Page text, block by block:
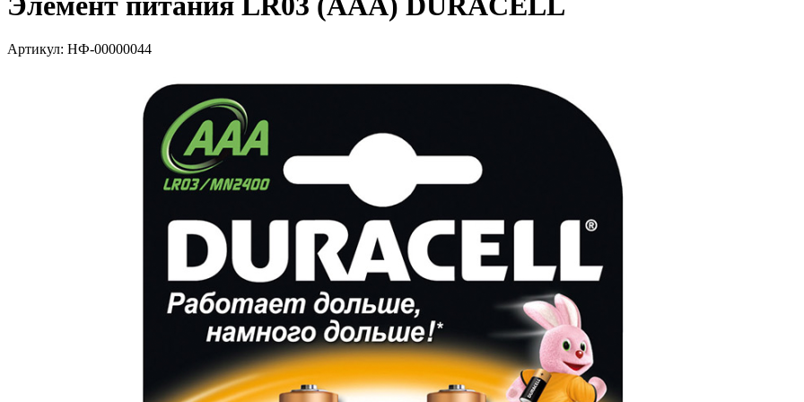
Артикул: НФ-00000044